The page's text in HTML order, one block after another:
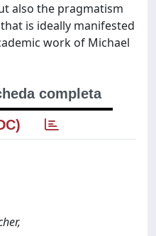
also the pragmatism
is ideally manifested
work of Michael
completa